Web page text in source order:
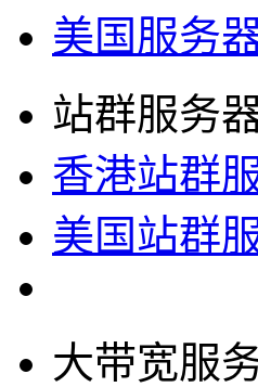
美国服务
站群服务
香港站群
美国站群
大带宽服